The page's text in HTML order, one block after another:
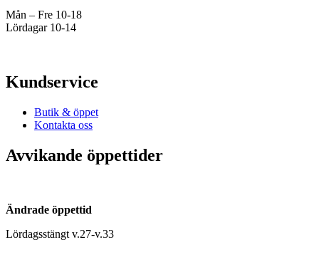
Mån – Fre 10-18
Lördagar 10-14
Kundservice
Butik & öppet
Kontakta oss
Avvikande öppettider
Ändrade öppettid
Lördagsstängt v.27-v.33